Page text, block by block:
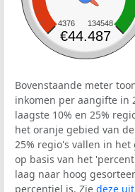
4376 134548
€44.487
Bovenstaande meter
inkomen per aangifte in
laagste 10% en 25%
het oranje gebied van
25% regio's vallen in
op basis van het
laag naar hoog
percentiel is. Zie deze